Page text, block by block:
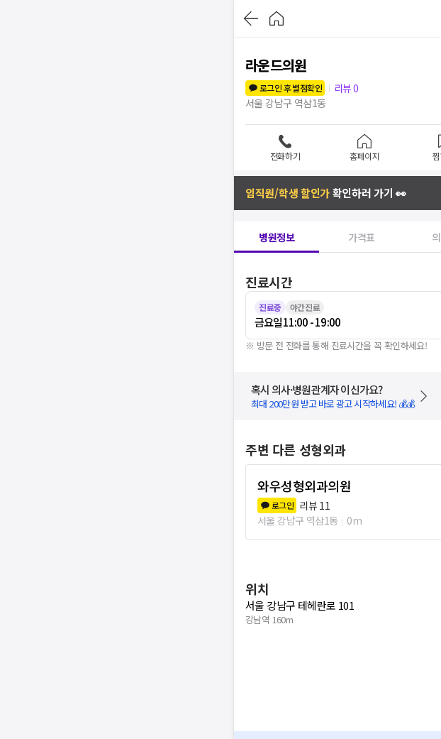
라운드의원
로그인 후 별점확인
리뷰0
서울 강남구 역삼1동
전화하기 홈페이지
임직원/학생 할인가확인하러 가기 👀
병원정보 가격표
진료시간
진료중 야간진료
금요일11:00 - 19:00
※ 방문 전 전화를 통해 진료시간을 꼭 확인하세요!
혹시 의사·병원관계자 이신가요?
최대 200만원 받고 바로 광고 시작하세요! 💰💰
주변 다른 성형외과
와우성형외과의원
로그인 리뷰 11
서울 강남구 역삼1동
0m
위치
서울 강남구 테헤란로 101
강남역 160m